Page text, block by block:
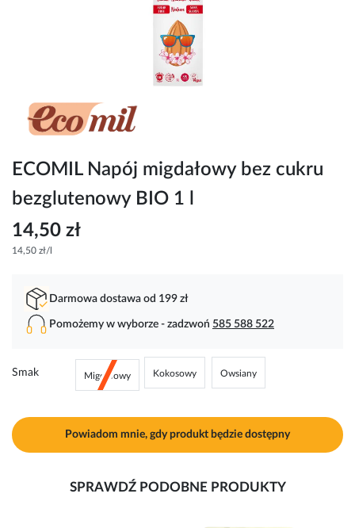
Przejdź
początek
ECOMIL Napój migdałowy bez cukru
bezglutenowy BIO 1 l
14,50 zł
14,50 zł/l
Darmowa dostawa od 199 zł
Pomożemy w wyborze - zadzwoń 585 588 522
Smak Kokosowy
Migdałowy Owsiany
Powiadom mnie, gdy produkt będzie dostępny
SPRAWDŹ PODOBNE PRODUKTY